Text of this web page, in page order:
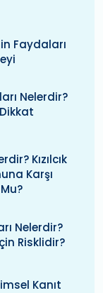
Faydaları
Nelerdir?
Kızılcık
Karşı
Nelerdir?
Risklidir?
Kanıt